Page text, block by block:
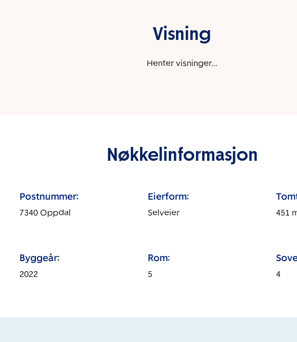
Visning
Henter visninger...
Nøkkelinformasjon
Postnummer:
7340 Oppdal
Eierform:
Selveier 451
Byggeår:
2022
Rom:
5 4